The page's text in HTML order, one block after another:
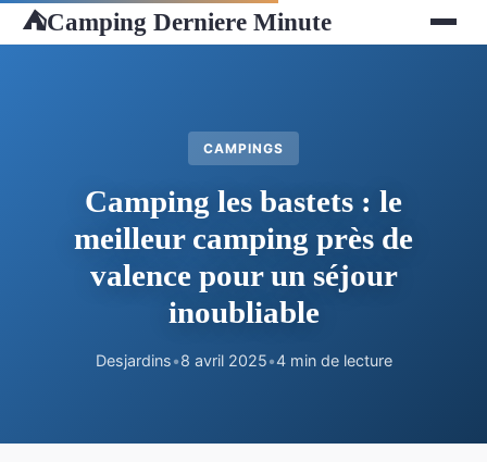
⛺Camping Derniere Minute
CAMPINGS
Camping les bastets : le
meilleur camping près de
valence pour un séjour
inoubliable
Desjardins•8 avril 2025•4 min de lecture